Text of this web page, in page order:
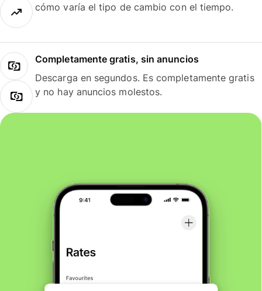
cómo varía el tipo de cambio con el tiempo.
Completamente gratis, sin anuncios
Descarga en segundos. Es completamente gratis
y no hay anuncios molestos.